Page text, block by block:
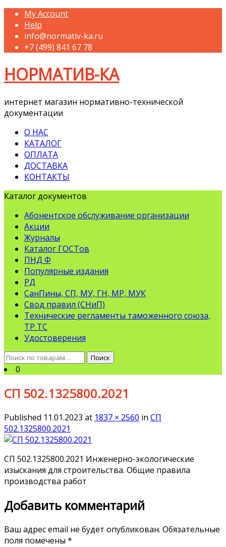
My Account
Help
info@normativ-ka.ru
+7 (499) 841 67 78
НОРМАТИВ-КА
интернет магазин нормативно-технической
документации
О НАС
КАТАЛОГ
ОПЛАТА
ДОСТАВКА
КОНТАКТЫ
Каталог документов
Абонентское обслуживание организации
Акции
Журналы
Каталог ГОСТов
ПНД Ф
Популярные издания
РД
СанПины, СП, МУ, ГН, МР, МУК
Свод правил (СНиП)
Технические регламенты таможенного союза,
ТР ТС
Удостоверения
Искать:
Поиск
0
СП 502.1325800.2021
Published 11.01.2023 at 1837 × 2560 in СП
502.1325800.2021
СП 502.1325800.2021 Инженерно-экологические
изыскания для строительства. Общие правила
производства работ
Добавить комментарий
Ваш адрес email не будет опубликован. Обязательные
поля помечены *